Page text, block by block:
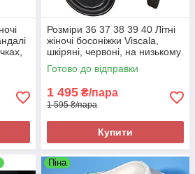
Розміри 36 37 38 39 40 Літні
жіночі босоніжки Viscala,
шкіряні, червоні, на низькому
ходу, легкі та зручні
Готово до відправки
1 495 ₴/пара
1 595 ₴/пара
Купити
Піна